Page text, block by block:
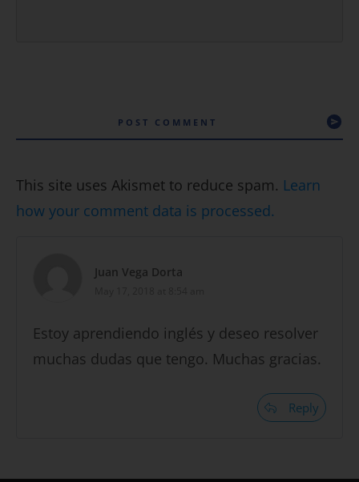
POST COMMENT
This site uses Akismet to reduce spam. Learn
how your comment data is processed.
Juan Vega Dorta
Estoy aprendiendo inglés y deseo resolver
muchas dudas que tengo. Muchas gracias.
Reply